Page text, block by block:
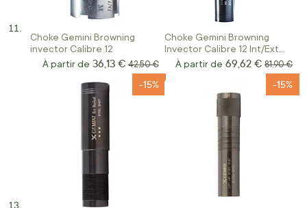
Choke Gemini Browning
invector Calibre 12
À partir de 36,13 € Prix normal
42,50 €
Choke Gemini Browning
Invector Calibre 12 Int/Ext
+5cm
À partir de 69,62 € Prix
81,90 €
-15% -15%